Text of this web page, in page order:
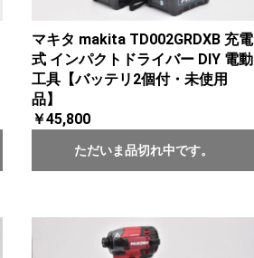
マキタ makita TD002GRDXB 充電
式 インパクトドライバー DIY 電動
工具【バッテリ2個付・未使用
品】
￥45,800
ただいま品切れ中です。